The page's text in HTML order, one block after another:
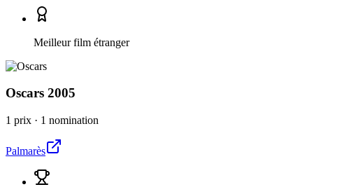
Meilleur film étranger
Oscars 2005
1 prix · 1 nomination
Palmarès